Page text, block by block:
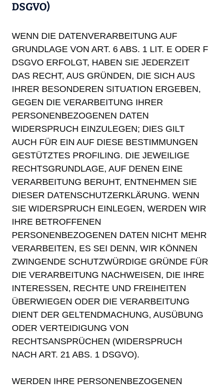
DSGVO)
WENN DIE DATENVERARBEITUNG AUF
GRUNDLAGE VON ART. 6 ABS. 1 LIT. E ODER F
DSGVO ERFOLGT, HABEN SIE JEDERZEIT
DAS RECHT, AUS GRÜNDEN, DIE SICH AUS
IHRER BESONDEREN SITUATION ERGEBEN,
GEGEN DIE VERARBEITUNG IHRER
PERSONENBEZOGENEN DATEN
WIDERSPRUCH EINZULEGEN; DIES GILT
AUCH FÜR EIN AUF DIESE BESTIMMUNGEN
GESTÜTZTES PROFILING. DIE JEWEILIGE
RECHTSGRUNDLAGE, AUF DENEN EINE
VERARBEITUNG BERUHT, ENTNEHMEN SIE
DIESER DATENSCHUTZERKLÄRUNG. WENN
SIE WIDERSPRUCH EINLEGEN, WERDEN WIR
IHRE BETROFFENEN
PERSONENBEZOGENEN DATEN NICHT MEHR
VERARBEITEN, ES SEI DENN, WIR KÖNNEN
ZWINGENDE SCHUTZWÜRDIGE GRÜNDE FÜR
DIE VERARBEITUNG NACHWEISEN, DIE IHRE
INTERESSEN, RECHTE UND FREIHEITEN
ÜBERWIEGEN ODER DIE VERARBEITUNG
DIENT DER GELTENDMACHUNG, AUSÜBUNG
ODER VERTEIDIGUNG VON
RECHTSANSPRÜCHEN (WIDERSPRUCH
NACH ART. 21 ABS. 1 DSGVO).
WERDEN IHRE PERSONENBEZOGENEN